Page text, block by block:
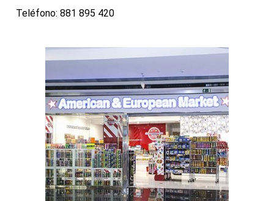
Teléfono: 881 895 420